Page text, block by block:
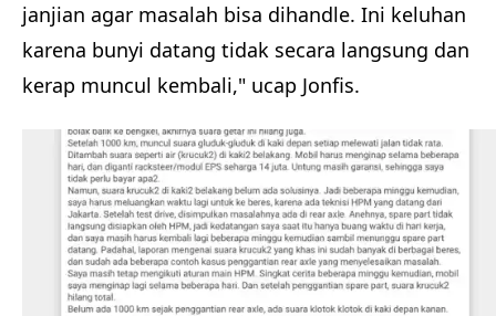
janjian agar masalah bisa dihandle. Ini keluhan
karena bunyi datang tidak secara langsung dan
kerap muncul kembali," ucap Jonfis.